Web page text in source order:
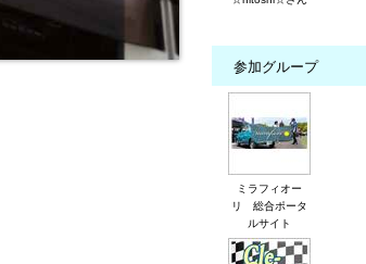
参加グループ
ミラフィオー
リ 総合ポータ
ルサイト